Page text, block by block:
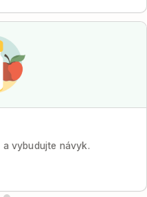
vybudujte návyk.